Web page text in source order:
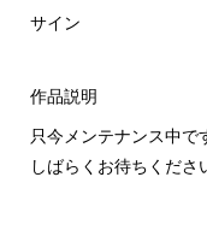
サイン
作品説明
只今メンテナンス中で
しばらくお待ちくださ